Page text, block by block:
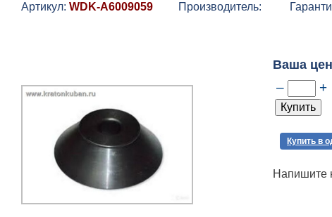
Артикул: WDK-A6009059 Производитель:
Ваша
– +
Купить в
Напишите